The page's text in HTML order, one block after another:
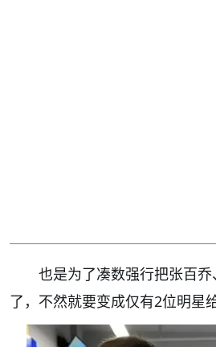
也是为了凑数强行把张百
了，不然就要变成仅有2位明星